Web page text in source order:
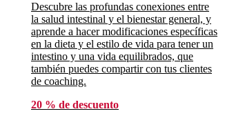
Descubre las profundas conexiones entre
la salud intestinal y el bienestar general, y
aprende a hacer modificaciones específicas
en la dieta y el estilo de vida para tener un
intestino y una vida equilibrados, que
también puedes compartir con tus clientes
de coaching.
20 % de descuento